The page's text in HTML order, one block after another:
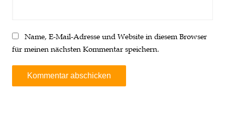
Name, E-Mail-Adresse und Website in diesem Browser
für meinen nächsten Kommentar speichern.